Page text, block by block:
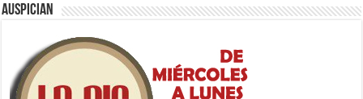
Auspician